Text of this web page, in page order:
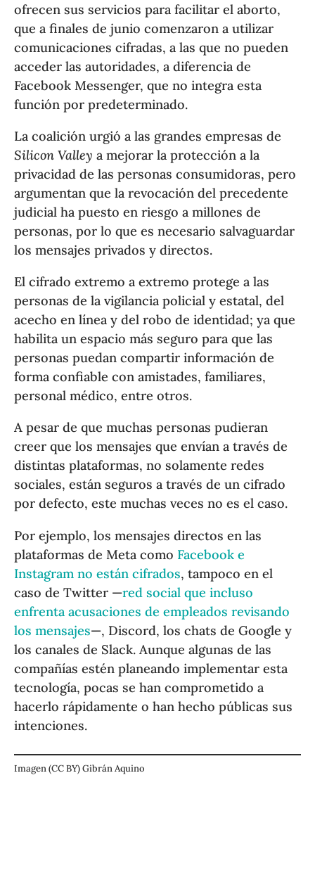
ofrecen sus servicios para facilitar el aborto,
que a finales de junio comenzaron a utilizar
comunicaciones cifradas, a las que no pueden
acceder las autoridades, a diferencia de
Facebook Messenger, que no integra esta
función por predeterminado.
La coalición urgió a las grandes empresas de
Silicon Valley a mejorar la protección a la
privacidad de las personas consumidoras, pero
argumentan que la revocación del precedente
judicial ha puesto en riesgo a millones de
personas, por lo que es necesario salvaguardar
los mensajes privados y directos.
El cifrado extremo a extremo protege a las
personas de la vigilancia policial y estatal, del
acecho en línea y del robo de identidad; ya que
habilita un espacio más seguro para que las
personas puedan compartir información de
forma confiable con amistades, familiares,
personal médico, entre otros.
A pesar de que muchas personas pudieran
creer que los mensajes que envían a través de
distintas plataformas, no solamente redes
sociales, están seguros a través de un cifrado
por defecto, este muchas veces no es el caso.
Por ejemplo, los mensajes directos en las
plataformas de Meta como Facebook e
Instagram no están cifrados, tampoco en el
caso de Twitter —red social que incluso
enfrenta acusaciones de empleados revisando
los mensajes—, Discord, los chats de Google y
los canales de Slack. Aunque algunas de las
compañías estén planeando implementar esta
tecnología, pocas se han comprometido a
hacerlo rápidamente o han hecho públicas sus
intenciones.
Imagen (CC BY) Gibrán Aquino